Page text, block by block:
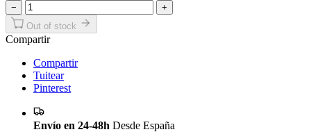
−
+
Out of stock
Compartir
Compartir
Tuitear
Pinterest
Envío en 24-48h Desde España